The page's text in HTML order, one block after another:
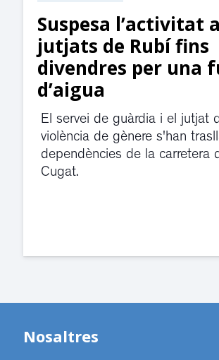
Suspesa l’activitat
jutjats de Rubí fins
divendres per una
d’aigua
El servei de guàrdia i el jutjat
violència de gènere s'han
dependències de la carretera
Cugat.
Nosaltres